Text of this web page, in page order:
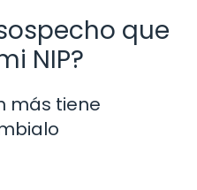
que
NIP?
más tiene